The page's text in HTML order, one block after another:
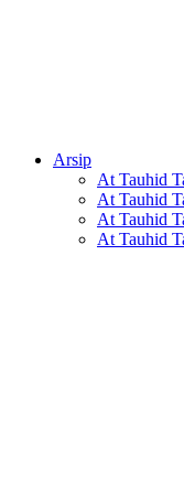
Arsip
At Tauhid
At Tauhid
At Tauhid
At Tauhid